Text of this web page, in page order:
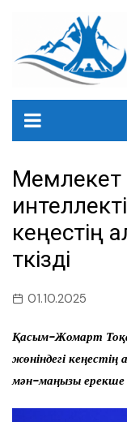
содержанию
кеңестің
өткізді
01.10.2025
Қасым-Жомарт
жөніндегі
мән-маңызы ерекше